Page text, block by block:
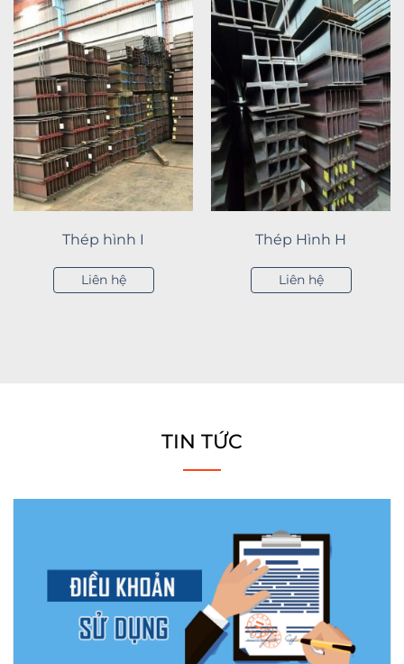
Thép hình I
Liên hệ
Thép Hình H
Liên hệ
TIN TỨC